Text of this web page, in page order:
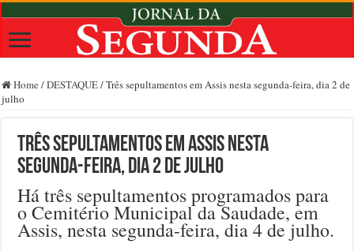
Home /DESTAQUE/Três sepultamentos em Assis nesta segunda-feira, dia 2 de
julho
Três sepultamentos em Assis nesta
segunda-feira, dia 2 de julho
Há três sepultamentos programados para
o Cemitério Municipal da Saudade, em
Assis, nesta segunda-feira, dia 4 de julho.